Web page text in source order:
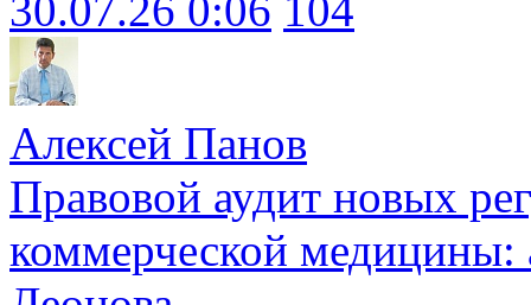
30.07.26 0:06 104
Алексей Панов
Правовой аудит новых
коммерческой медицины: